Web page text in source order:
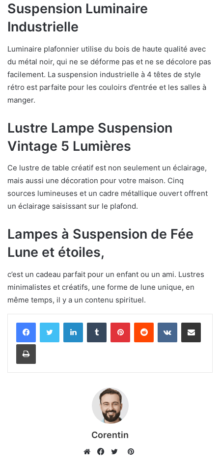
Suspension Luminaire
Industrielle
Luminaire plafonnier utilise du bois de haute qualité avec
du métal noir, qui ne se déforme pas et ne se décolore pas
facilement. La suspension industrielle à 4 têtes de style
rétro est parfaite pour les couloirs d’entrée et les salles à
manger.
Lustre Lampe Suspension
Vintage 5 Lumières
Ce lustre de table créatif est non seulement un éclairage,
mais aussi une décoration pour votre maison. Cinq
sources lumineuses et un cadre métallique ouvert offrent
un éclairage saisissant sur le plafond.
Lampes à Suspension de Fée
Lune et étoiles,
c’est un cadeau parfait pour un enfant ou un ami. Lustres
minimalistes et créatifs, une forme de lune unique, en
même temps, il y a un contenu spirituel.
LinkedinTumblr PinterestReddit VKontaktePartager par email
Imprimer
Corentin
Pinterest